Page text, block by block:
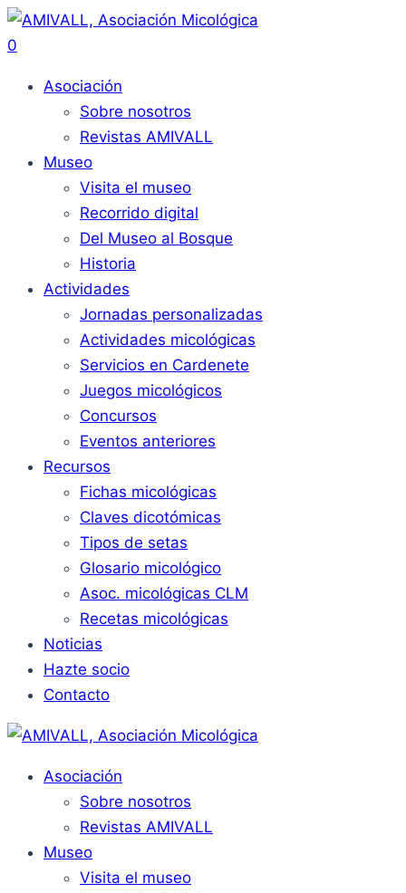
0
Asociación
Sobre nosotros
Revistas AMIVALL
Museo
Visita el museo
Recorrido digital
Del Museo al Bosque
Historia
Actividades
Jornadas personalizadas
Actividades micológicas
Servicios en Cardenete
Juegos micológicos
Concursos
Eventos anteriores
Recursos
Fichas micológicas
Claves dicotómicas
Tipos de setas
Glosario micológico
Asoc. micológicas CLM
Recetas micológicas
Noticias
Hazte socio
Contacto
Asociación
Sobre nosotros
Revistas AMIVALL
Museo
Visita el museo